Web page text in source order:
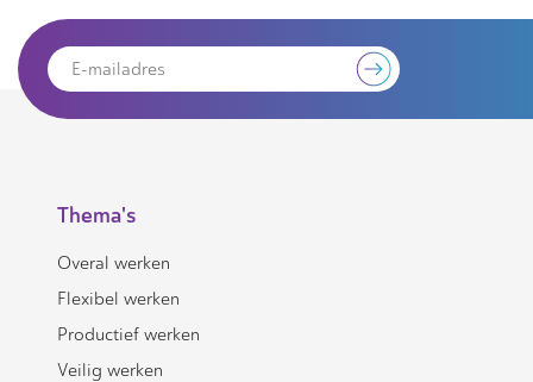
Thema's
Overal werken
Flexibel werken
Productief werken
Veilig werken